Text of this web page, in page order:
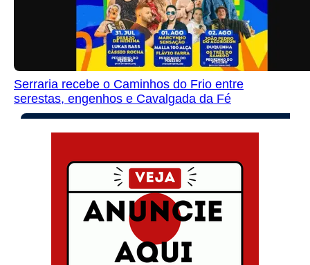
Serraria recebe o Caminhos do Frio entre
serestas, engenhos e Cavalgada da Fé